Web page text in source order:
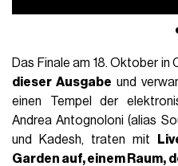
Das Finale am 18. Oktober
dieser Ausgabe und
einen Tempel der
Andrea Antognoloni (alias
und Kadesh, traten mit
Garden auf, einem Raum,